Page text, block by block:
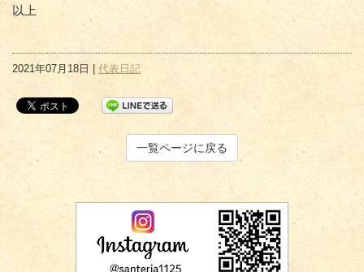
以上
2021年07月18日 | 代表日記
一覧ページに戻る